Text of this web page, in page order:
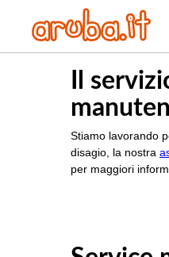
Il
Stiamo lavorando
disagio, la nostra
per maggiori